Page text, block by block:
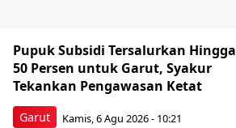
Garut
Pupuk Subsidi Tersalurkan Hingga
50 Persen untuk Garut, Syakur
Tekankan Pengawasan Ketat
Kamis, 6 Agu 2026 - 10:21